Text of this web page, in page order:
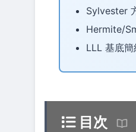
Sylvester
Hermite/
LLL 基底
目次